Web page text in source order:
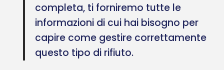
completa, ti forniremo tutte le
informazioni di cui hai bisogno per
capire come gestire correttamente
questo tipo di rifiuto.